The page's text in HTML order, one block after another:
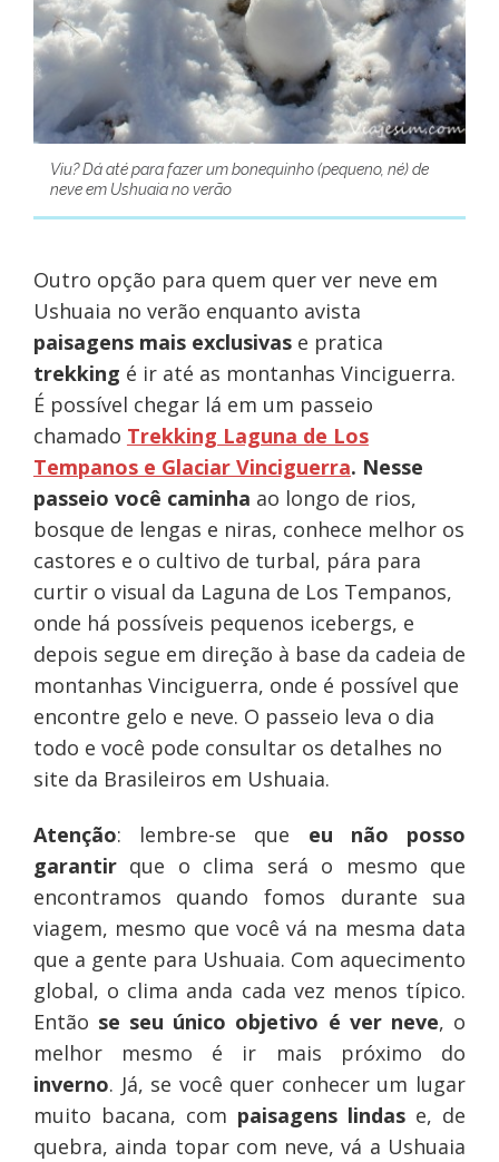
Viu? Dá até para fazer um bonequinho (pequeno, né) de
neve em Ushuaia no verão
Outro opção para quem quer ver neve em
Ushuaia no verão enquanto avista
paisagens mais exclusivase pratica
trekking é ir até as montanhas Vinciguerra.
É possível chegar lá em um passeio
chamado Trekking Laguna de Los
Tempanos e Glaciar Vinciguerra. Nesse
passeio você caminha ao longo de rios,
bosque de lengas e niras, conhece melhor os
castores e o cultivo de turbal, pára para
curtir o visual da Laguna de Los Tempanos,
onde há possíveis pequenos icebergs, e
depois segue em direção à base da cadeia de
montanhas Vinciguerra, onde é possível que
encontre gelo e neve. O passeio leva o dia
todo e você pode consultar os detalhes no
site da Brasileiros em Ushuaia.
Atenção: lembre-se que eu não posso
garantirque o clima será o mesmo que
encontramos quando fomos durante sua
viagem, mesmo que você vá na mesma data
que a gente para Ushuaia. Com aquecimento
global, o clima anda cada vez menos típico.
Então se seu único objetivo é ver neve, o
melhor mesmo é ir mais próximo do
inverno. Já, se você quer conhecer um lugar
muito bacana, com paisagens lindas e, de
quebra, ainda topar com neve, vá a Ushuaia